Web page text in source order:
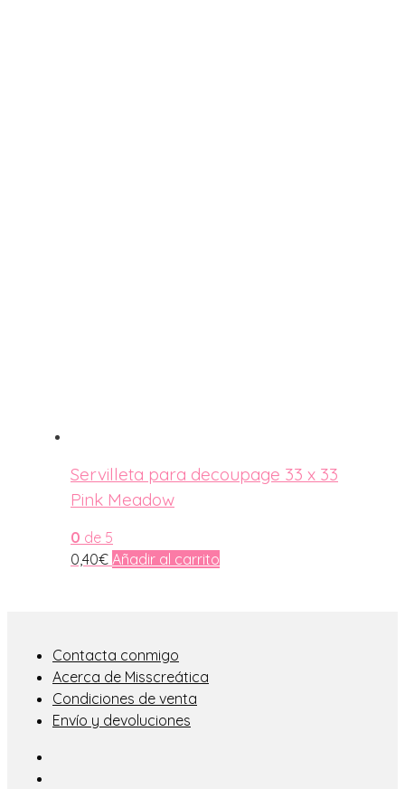
Servilleta para decoupage 33 x 33
Pink Meadow
0 de 5
0,40€ Añadir al carrito
Contacta conmigo
Acerca de Misscreática
Condiciones de venta
Envío y devoluciones